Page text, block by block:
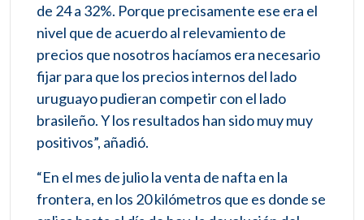
de 24 a 32%. Porque precisamente ese era el
nivel que de acuerdo al relevamiento de
precios que nosotros hacíamos era necesario
fijar para que los precios internos del lado
uruguayo pudieran competir con el lado
brasileño. Y los resultados han sido muy muy
positivos”, añadió.
“En el mes de julio la venta de nafta en la
frontera, en los 20 kilómetros que es donde se